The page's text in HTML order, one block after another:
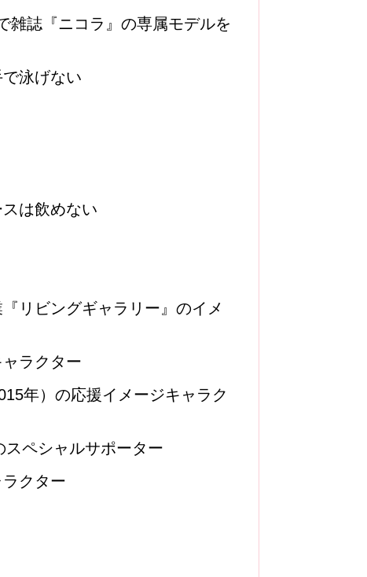
雑誌『ニコラ』の専属モデルを
泳げない
は飲めない
リビングギャラリー』のイメ
ラクター
年）の応援イメージキャラク
スペシャルサポーター
クター